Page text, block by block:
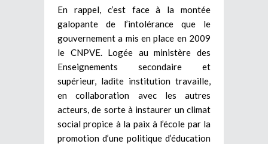
En rappel, c’est face à la montée
galopante de l’intolérance que le
gouvernement a mis en place en 2009
le CNPVE. Logée au ministère des
Enseignements secondaire et
supérieur, ladite institution travaille,
en collaboration avec les autres
acteurs, de sorte à instaurer un climat
social propice à la paix à l’école par la
promotion d’une politique d’éducation